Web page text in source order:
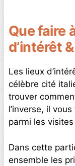
Que faire
d’intérêt
Les lieux
célèbre cité
trouver
l’inverse, il
parmi les
Dans cette
ensemble les